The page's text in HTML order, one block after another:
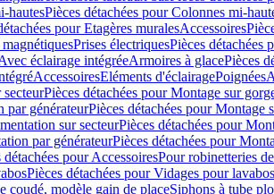
hautesPièces détachées pour Colonnes mi-
pour Etagères muralesAccessoires
Prises électriquesPièces détachées
éclairage intégréeArmoires à glacePièces
AccessoiresEléments d'éclairagePoignées
Pièces détachées pour Montage sur
par générateurPièces détachées pour Montage
sur secteurPièces détachées pour
par générateurPièces détachées pour
détachées pour AccessoiresPour robinetteries
Pièces détachées pour Vidages pour lavabos
coudé, modèle gain de placeSiphons à tube